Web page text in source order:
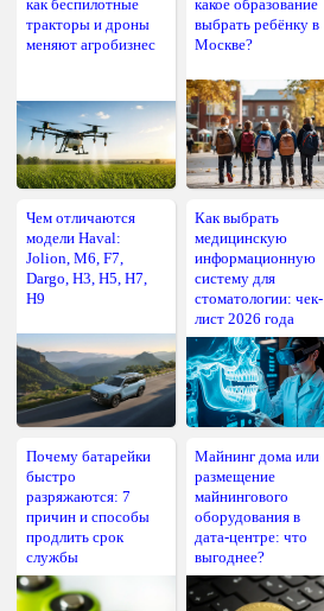
как беспилотные
тракторы и дроны
меняют агробизнес
какое образование
выбрать ребёнку в
Москве?
Чем отличаются
модели Haval:
Jolion, M6, F7,
Dargo, H3, H5, H7,
H9
Как выбрать
медицинскую
информационную
систему для
стоматологии: чек-
лист 2026 года
Почему батарейки
быстро
разряжаются: 7
причин и способы
продлить срок
службы
Майнинг дома или
размещение
майнингового
оборудования в
дата-центре: что
выгоднее?